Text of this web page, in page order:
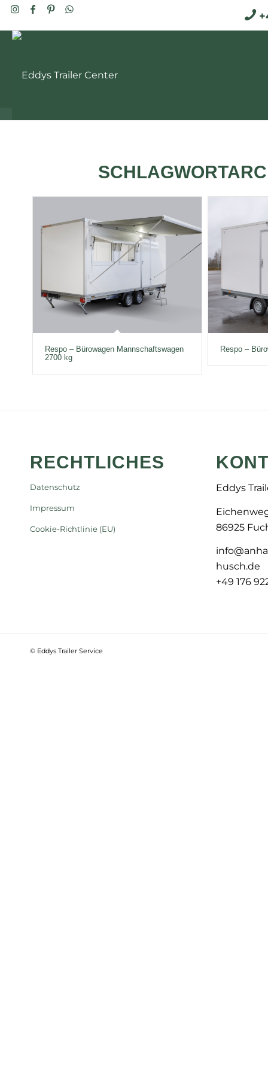
Respo – Bürowagen Mannschaftswagen
2700 kg
Respo –
RECHTLICHES
Datenschutz
Impressum
Cookie-Richtlinie (EU)
Eddys
86925
husch.de
+49 176
© Eddys Trailer Service